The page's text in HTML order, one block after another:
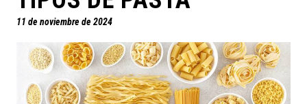
11 de noviembre de 2024